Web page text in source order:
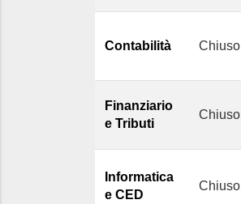
Contabilità Chiuso
Finanziario
e Tributi
Chiuso
Informatica
e CED
Chiuso